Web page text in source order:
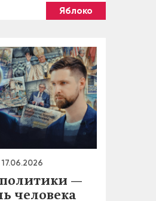
Яблоко
17.06.2026
—
человека